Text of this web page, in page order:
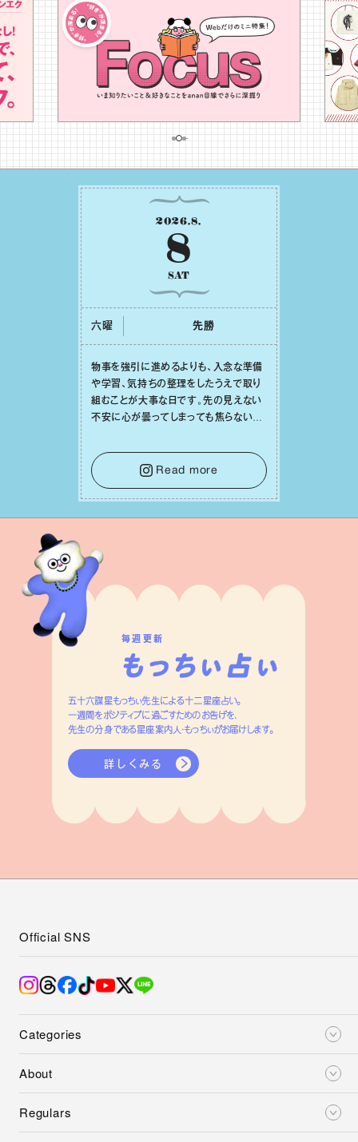
2026.8.
8
SAT
六曜 先勝
物事を強引に進めるよりも、⼊念な準備
や学習、気持ちの整理をしたうえで取り
組むことが⼤事な⽇です。先の⾒えない
不安に⼼が曇ってしまっても焦らない
⾝や疲れていそうな⼈をいたわることに
時間を使いましょう。ここでしっかりとエ
ネルギーを蓄え、困難を乗り越える⼒に
変えましょう。
Read more
毎週更新
五十六謀星もっちぃ先生による十二星座占い。
一週間をポジティブに過ごすためのお告げを、
先生の分身である星座案内人・もっちぃがお届けします。
詳しくみる
Categories
About
Regulars
Official SNS